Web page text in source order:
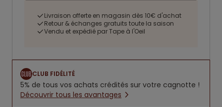
Livraison offerte en magasin dès 10€ d'achat
Retour & échanges gratuits toute la saison
Vendu et expédié par Tape à l'Oeil
CLUB FIDÉLITÉ
5% de tous vos achats crédités sur votre cagnotte !
Découvrir tous les avantages